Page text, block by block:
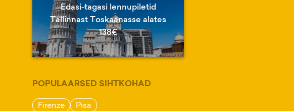
Edasi-tagasi lennupiletid
Tallinnast Toskaanasse alates
138€
POPULAARSED SIHTKOHAD
Firenze Pisa